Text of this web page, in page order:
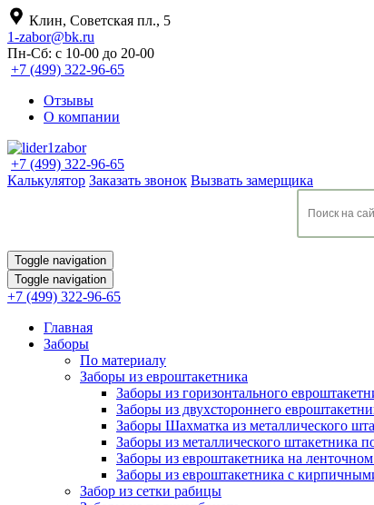
Клин, Советская пл., 5
1-zabor@bk.ru
Пн-Сб: с 10-00 до 20-00
+7 (499) 322-96-65
Отзывы
О компании
+7 (499) 322-96-65
Калькулятор Заказать звонок Вызвать замерщика
Toggle navigation
Toggle navigation
+7 (499) 322-96-65
Главная
Заборы
По материалу
Заборы из евроштакетника
Заборы из горизонтального
Заборы из двухстороннего
Заборы Шахматка из металлического
Заборы из металлического штакетника
Заборы из евроштакетника на
Заборы из евроштакетника с
Забор из сетки рабицы